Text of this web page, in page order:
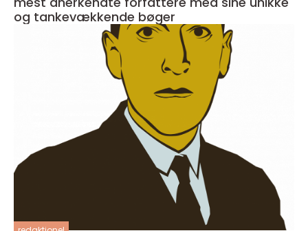
og tankevækkende bøger